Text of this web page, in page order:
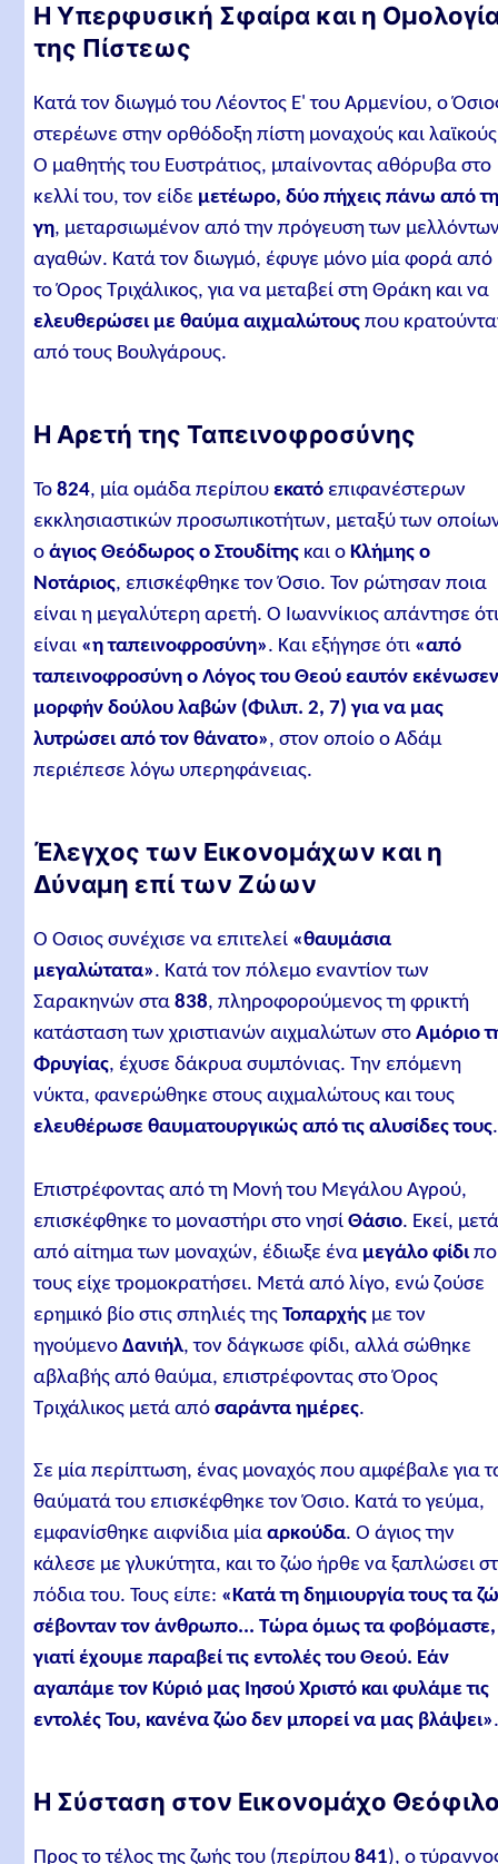
Η Υπερφυσική Σφαίρα και η
της Πίστεως
Κατά τον διωγμό του Λέοντος Ε' του Αρμενίου, ο
στερέωνε στην ορθόδοξη πίστη μοναχούς και
Ο μαθητής του Ευστράτιος, μπαίνοντας αθόρυβα στο
κελλί του, τον είδε μετέωρο, δύο πήχεις πάνω από
γη, μεταρσιωμένον από την πρόγευση των
αγαθών. Κατά τον διωγμό, έφυγε μόνο μία φορά από
το Όρος Τριχάλικος, για να μεταβεί στη Θράκη και να
ελευθερώσει με θαύμα αιχμαλώτους που
από τους Βουλγάρους.
Η Αρετή της Ταπεινοφροσύνης
Το824, μία ομάδα περίπουεκατό επιφανέστερων
εκκλησιαστικών προσωπικοτήτων, μεταξύ των
οάγιος Θεόδωρος ο Στουδίτης και οΚλήμης ο
Νοτάριος, επισκέφθηκε τον Όσιο. Τον ρώτησαν ποια
είναι η μεγαλύτερη αρετή. Ο Ιωαννίκιος απάντησε
είναι «η ταπεινοφροσύνη». Και εξήγησε ότι «από
ταπεινοφροσύνη ο Λόγος του Θεού εαυτόν
μορφήν δούλου λαβών (Φιλιπ. 2, 7) για να μας
λυτρώσει από τον θάνατο», στον οποίο ο Αδάμ
περιέπεσε λόγω υπερηφάνειας.
Έλεγχος των Εικονομάχων και η
Δύναμη επί των Ζώων
Ο Όσιος συνέχισε να επιτελεί «θαυμάσια
μεγαλώτατα». Κατά τον πόλεμο εναντίον των
Σαρακηνών στα838, πληροφορούμενος τη φρικτή
κατάσταση των χριστιανών αιχμαλώτων στοΑμόριο
Φρυγίας, έχυσε δάκρυα συμπόνιας. Την επόμενη
νύκτα, φανερώθηκε στους αιχμαλώτους και τους
ελευθέρωσε θαυματουργικώς από τις αλυσίδες τους.
Επιστρέφοντας από τη Μονή του Μεγάλου Αγρού,
επισκέφθηκε το μοναστήρι στο νησίΘάσιο. Εκεί,
από αίτημα των μοναχών, έδιωξε ένα μεγάλο φίδι
τους είχε τρομοκρατήσει. Μετά από λίγο, ενώ ζούσε
ερημικό βίο στις σπηλιές τηςΤοπαρχής με τον
ηγούμενοΔανιήλ, τον δάγκωσε φίδι, αλλά σώθηκε
αβλαβής από θαύμα, επιστρέφοντας στο Όρος
Τριχάλικος μετά απόσαράντα ημέρες.
Σε μία περίπτωση, ένας μοναχός που αμφέβαλε για
θαύματά του επισκέφθηκε τον Όσιο. Κατά το γεύμα,
εμφανίσθηκε αιφνίδια μίααρκούδα. Ο άγιος την
κάλεσε με γλυκύτητα, και το ζώο ήρθε να ξαπλώσει
πόδια του. Τους είπε: «Κατά τη δημιουργία τους τα
σέβονταν τον άνθρωπο... Τώρα όμως τα φοβόμαστε,
γιατί έχουμε παραβεί τις εντολές του Θεού. Εάν
αγαπάμε τον Κύριό μας Ιησού Χριστό και φυλάμε τις
εντολές Του, κανένα ζώο δεν μπορεί να μας βλάψει»
Η Σύσταση στον Εικονομάχο
Προς το τέλος της ζωής του (περίπου841), ο